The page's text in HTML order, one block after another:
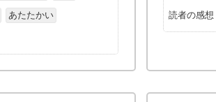
あたたかい 読者の感想